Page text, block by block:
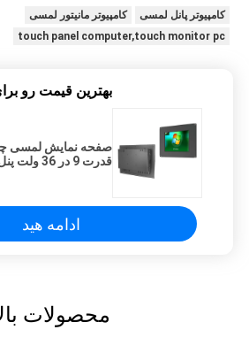
کامپیوتر پانل لمسی
کامپیوتر مانیتور لمسی
touch panel computer,touch monitor pc
بهترين قيمت رو
صفحه نمایش لمسی
قدرت 9 در 36 ولت پنل PC 9 - 36V
ادامه هید
محصولات